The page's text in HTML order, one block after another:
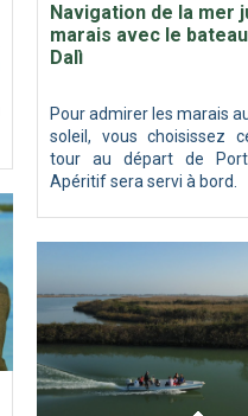
Navigation de la mer
marais avec le
Dalì
Pour admirer les marais
soleil, vous choisissez
tour au départ de
Apéritif sera servi à bord.